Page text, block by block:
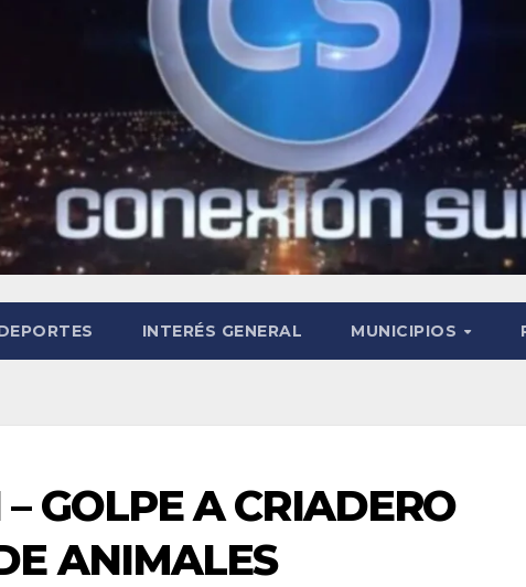
INTERÉS GENERAL MUNICIPIOS
GOLPE A CRIADERO
ANIMALES